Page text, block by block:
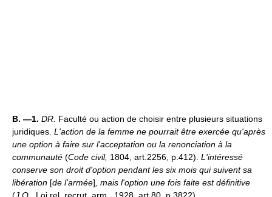
B. —1. DR. Faculté ou action de choisir entre plusieurs situations
juridiques. L'action de la femme ne pourrait être exercée qu'après
une option à faire sur l'acceptation ou la renonciation à la
communauté (Code civil, 1804, art.2256, p.412). L'intéressé
conserve son droit d'option pendant les six mois qui suivent sa
libération [de l'armée] , mais l'option une fois faite est définitive
(J.O., Loi rel. recrut. arm., 1928, art.80, p.3822).